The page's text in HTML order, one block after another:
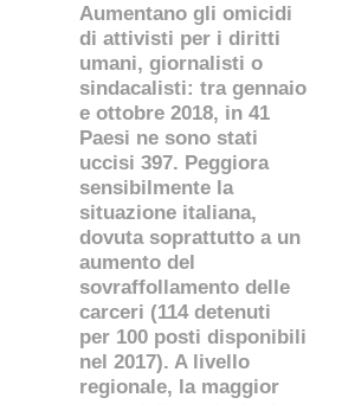
Aumentano gli omicidi
di attivisti per i diritti
umani, giornalisti o
sindacalisti: tra gennaio
e ottobre 2018, in 41
Paesi ne sono stati
uccisi 397. Peggiora
sensibilmente la
situazione italiana,
dovuta soprattutto a un
aumento del
sovraffollamento delle
carceri (114 detenuti
per 100 posti disponibili
nel 2017). A livello
regionale, la maggior